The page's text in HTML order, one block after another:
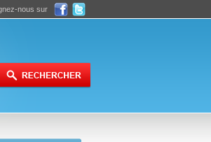
nous sur